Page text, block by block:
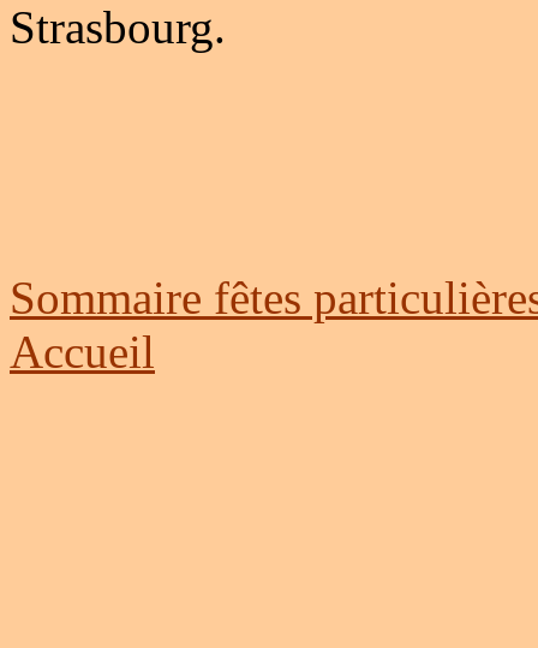
Strasbourg.
Sommaire fêtes
Accueil